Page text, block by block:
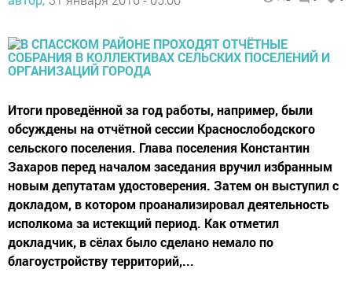
Итоги проведённой за год работы, например, были
обсуждены на отчётной сессии Краснослободского
сельского поселения. Глава поселения Константин
Захаров перед началом заседания вручил избранным
новым депутатам удостоверения. Затем он выступил с
докладом, в котором проанализировал деятельность
исполкома за истекщий период. Как отметил
докладчик, в сёлах было сделано немало по
благоустройству территорий,...